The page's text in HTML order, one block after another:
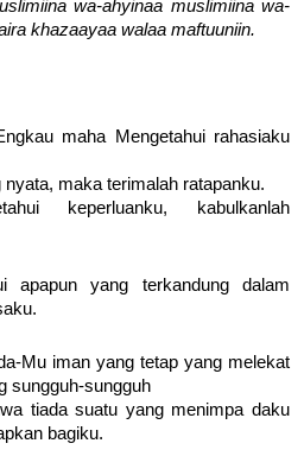
wa-ahyinaa muslimiina wa-
khazaayaa walaa maftuuniin.
maha Mengetahui rahasiaku
maka terimalah ratapanku.
keperluanku, kabulkanlah
apapun yang terkandung dalam
Mu iman yang tetap yang melekat
sungguh-sungguh
tiada suatu yang menimpa daku
bagiku.